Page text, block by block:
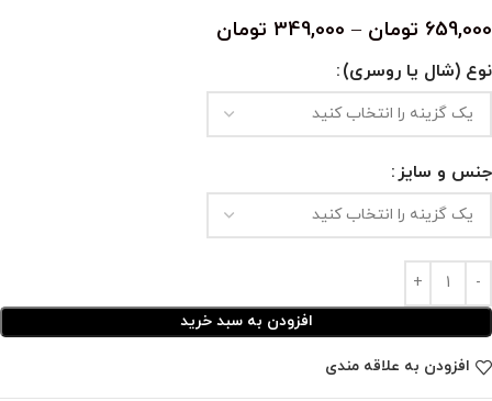
659,000 تومان –
349,000 تومان
نوع (شال یا روسری)
جنس و سایز
افزودن به سبد خرید
افزودن به علاقه مندی